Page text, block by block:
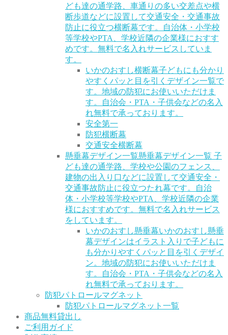
ども達の通学路、車通りの多い交差点や横
断歩道などに設置して交通安全・交通事故
防止に役立つ横断幕です。自治体・小学校
等学校やPTA、学校近隣の企業様におすす
めです。無料で名入れサービスしていま
す。
いかのおすし横断幕子どもにも分かり
やすくパッと目を引くデザイン一覧で
す。地域の防犯にお使いいただけま
す。自治会・PTA・子供会などの名入
れ無料で承っております。
安全第一
防犯横断幕
交通安全横断幕
懸垂幕デザイン一覧懸垂幕デザイン一覧 子
ども達の通学路、学校や公園のフェンス、
建物の出入り口などに設置して交通安全・
交通事故防止に役立つたれ幕です。自治
体・小学校等学校やPTA、学校近隣の企業
様におすすめです。無料で名入れサービス
をしています。
いかのおすし懸垂幕いかのおすし懸垂
幕デザインはイラスト入りで子どもに
も分かりやすくパッと目を引くデザイ
ン。地域の防犯にお使いいただけま
す。自治会・PTA・子供会などの名入
れ無料で承っております。
防犯パトロールマグネット
防犯パトロールマグネット一覧
商品無料貸出し
ご利用ガイド